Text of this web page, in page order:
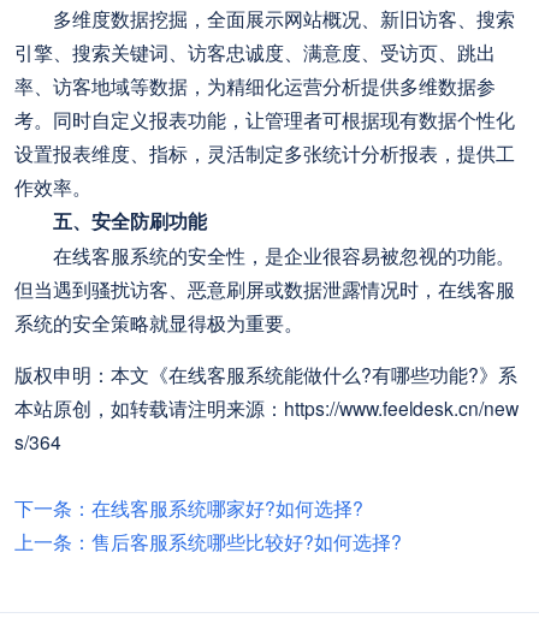
多维度数据挖掘，全面展示网站概况、新旧访客、搜索
引擎、搜索关键词、访客忠诚度、满意度、受访页、跳出
率、访客地域等数据，为精细化运营分析提供多维数据参
考。同时自定义报表功能，让管理者可根据现有数据个性化
设置报表维度、指标，灵活制定多张统计分析报表，提供工
作效率。
五、安全防刷功能
在线客服系统的安全性，是企业很容易被忽视的功能。
但当遇到骚扰访客、恶意刷屏或数据泄露情况时，在线客服
系统的安全策略就显得极为重要。
版权申明：本文《在线客服系统能做什么?有哪些功能?》系
本站原创，如转载请注明来源：https://www.feeldesk.cn/new
s/364
下一条：在线客服系统哪家好?如何选择?
上一条：售后客服系统哪些比较好?如何选择?